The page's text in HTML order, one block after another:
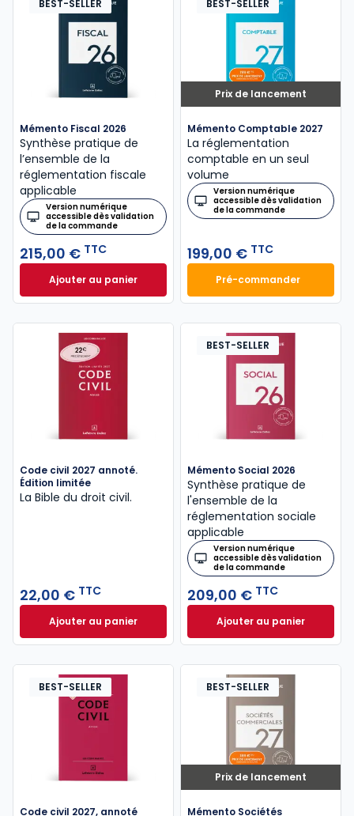
BEST-SELLER
Mémento Fiscal 2026
Synthèse pratique de
l’ensemble de la
réglementation fiscale
applicable
Version numérique
accessible dès validation
de la commande
215,00 € TTC
Ajouter au panierMémento Fiscal 2026 à 215,00 € TTC
Prix de lancement
BEST-SELLER
Mémento Comptable 2027
La réglementation
comptable en un seul
volume
Version numérique
accessible dès validation
de la commande
199,00 € TTC
Pré-commander
Mémento
Code civil 2027 annoté.
Édition limitée
La Bible du droit civil.
22,00 € TTC
Ajouter au panierCode civil 2027 annoté. Édition limitée à 22,00 € TTC
BEST-SELLER
Mémento Social 2026
Synthèse pratique de
l'ensemble de la
réglementation sociale
applicable
Version numérique
accessible dès validation
de la commande
209,00 € TTC
Ajouter au panier
Mémento Social
BEST-SELLER
Code civil 2027, annoté
Prix de lancement
BEST-SELLER
Mémento Sociétés